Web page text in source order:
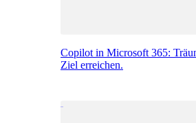
Copilot in Microsoft 365:
Ziel erreichen.